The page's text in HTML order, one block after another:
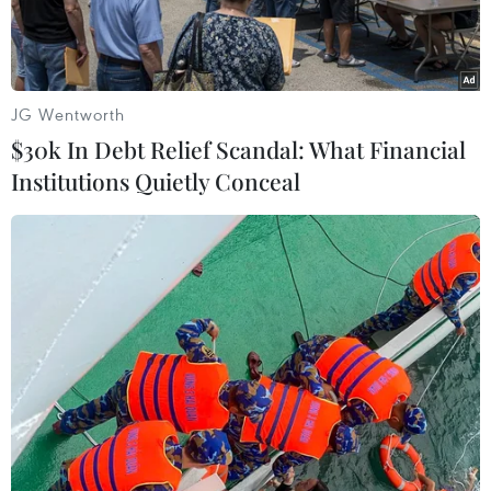
Long.
Tàu Silver Muse cập cảng. (Ảnh: Văn Đức/TTXVN)
Sáng 27/10, Cảng tàu Du lịch Quốc tế Hòn Gai (thành phố Hạ Long,
tỉnh Quảng Ninh) đã đón hai tàu du lịch đưa du khách quốc tế đến
tham quan thành phố Hạ Long.
Tàu Viking Orion (quốc tịch Đức) chở 900 khách châu Âu và Mỹ do
Công ty Trách nhiệm hữu hạn Asia Outlook Travel (tại Thành phố Hồ Chí
JG Wentworth
$30k In Debt Relief Scandal: What Financial
Institutions Quietly Conceal